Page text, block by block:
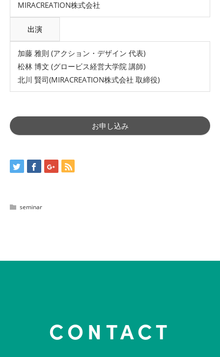
MIRACREATION株式会社
出演
加藤 雅則 (アクション・デザイン 代表)
松林 博文 (グロービス経営大学院 講師)
北川 賢司(MIRACREATION株式会社 取締役)
お申し込み
seminar
CONTACT